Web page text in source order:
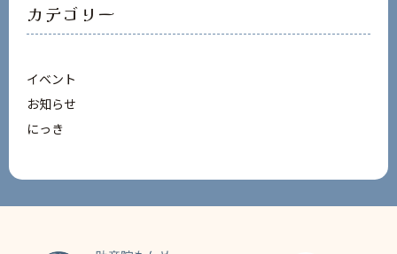
カテゴリー
イベント
お知らせ
にっき